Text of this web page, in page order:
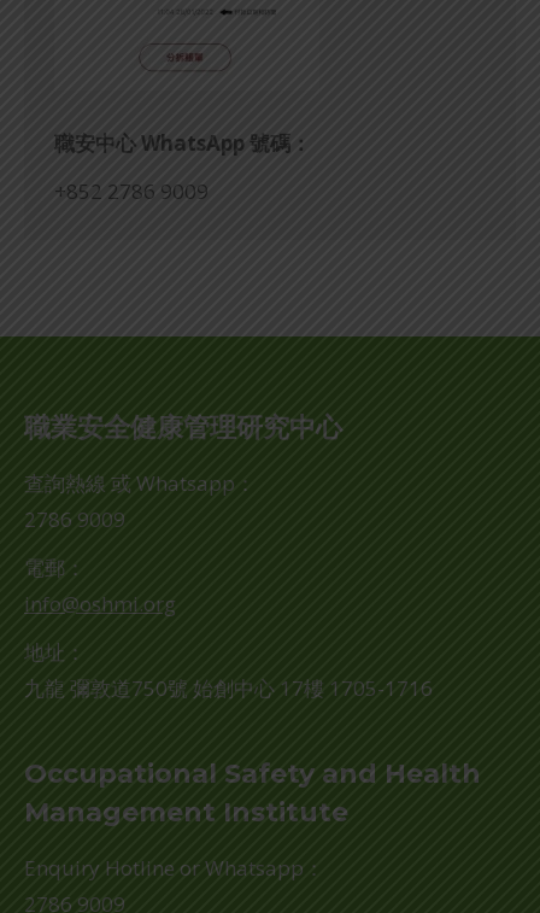
職安中心WhatsApp號碼：
+852 2786 9009
職業安全健康管理研究中心
查詢熱線 或 Whatsapp：
2786 9009
電郵：
info@oshmi.org
地址：
九龍 彌敦道750號 始創中心 17樓 1705-1716
Occupational Safety and Health
Management Institute
Enquiry Hotline or Whatsapp：
2786 9009